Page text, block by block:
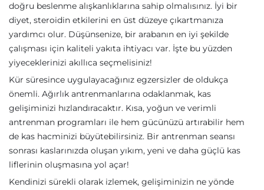
doğru beslenme alışkanlıklarına sahip olmalısınız. İyi bir
diyet, steroidin etkilerini en üst düzeye çıkartmanıza
yardımcı olur. Düşünsenize, bir arabanın en iyi şekilde
çalışması için kaliteli yakıta ihtiyacı var. İşte bu yüzden
yiyeceklerinizi akıllıca seçmelisiniz!
Kür süresince uygulayacağınız egzersizler de oldukça
önemli. Ağırlık antrenmanlarına odaklanmak, kas
gelişiminizi hızlandıracaktır. Kısa, yoğun ve verimli
antrenman programları ile hem gücünüzü artırabilir hem
de kas hacminizi büyütebilirsiniz. Bir antrenman seansı
sonrası kaslarınızda oluşan yıkım, yeni ve daha güçlü kas
liflerinin oluşmasına yol açar!
Kendinizi sürekli olarak izlemek, gelişiminizin ne yönde